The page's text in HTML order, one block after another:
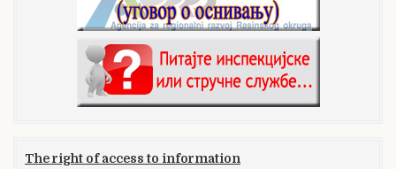
The right of access to information